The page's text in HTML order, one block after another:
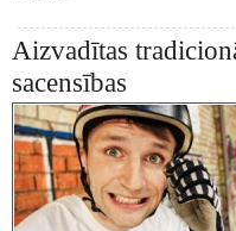
Aizvadītas
sacensības